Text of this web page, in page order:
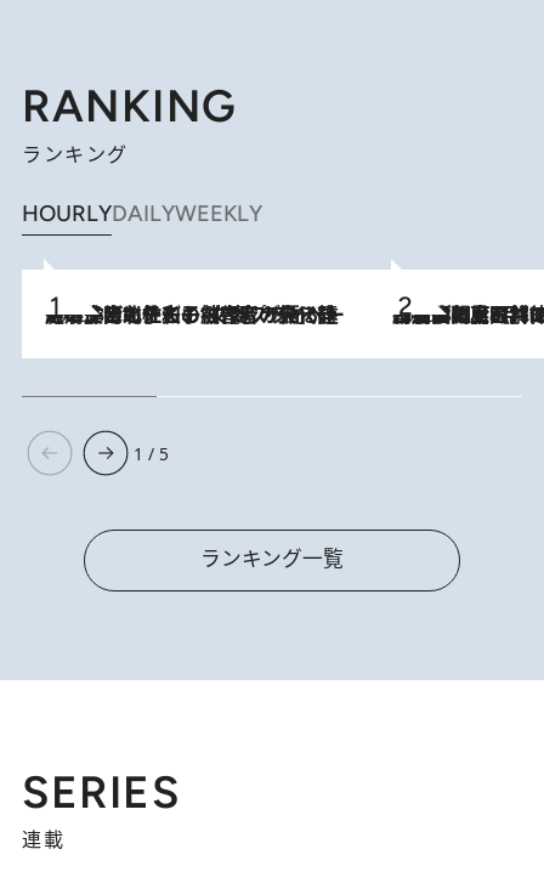
RANKING
ランキング
HOURLYDAILYWEEKLY
2026.8.3
《「文士の子ども被害者の会」発足！》阿川佐和子（72）が語る遠藤周作に北杜夫、劇作家・矢代静一の子どもたちの“文豪プライベート事件簿” 2026.8.8
「最後に見られてよかった」上野動物園の東園パンダ舎が解体前に特別公開。8月16日まで延長されたパネル展と共に辿る“半世紀”のパンダ飼育《解体工事の図面あり》
1 / 5
ランキング一覧
SERIES
連載